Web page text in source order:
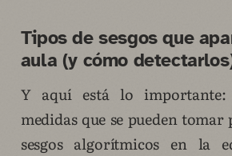
Tipos de sesgos que
aula (y cómo
Y aquí está lo importante:
medidas que se pueden
sesgos algorítmicos en la